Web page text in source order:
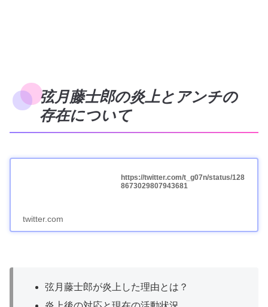
弦月藤士郎の炎上とアンチの
存在について
https://twitter.com/t_g07n/status/128
8673029807943681
twitter.com
弦月藤士郎が炎上した理由とは？